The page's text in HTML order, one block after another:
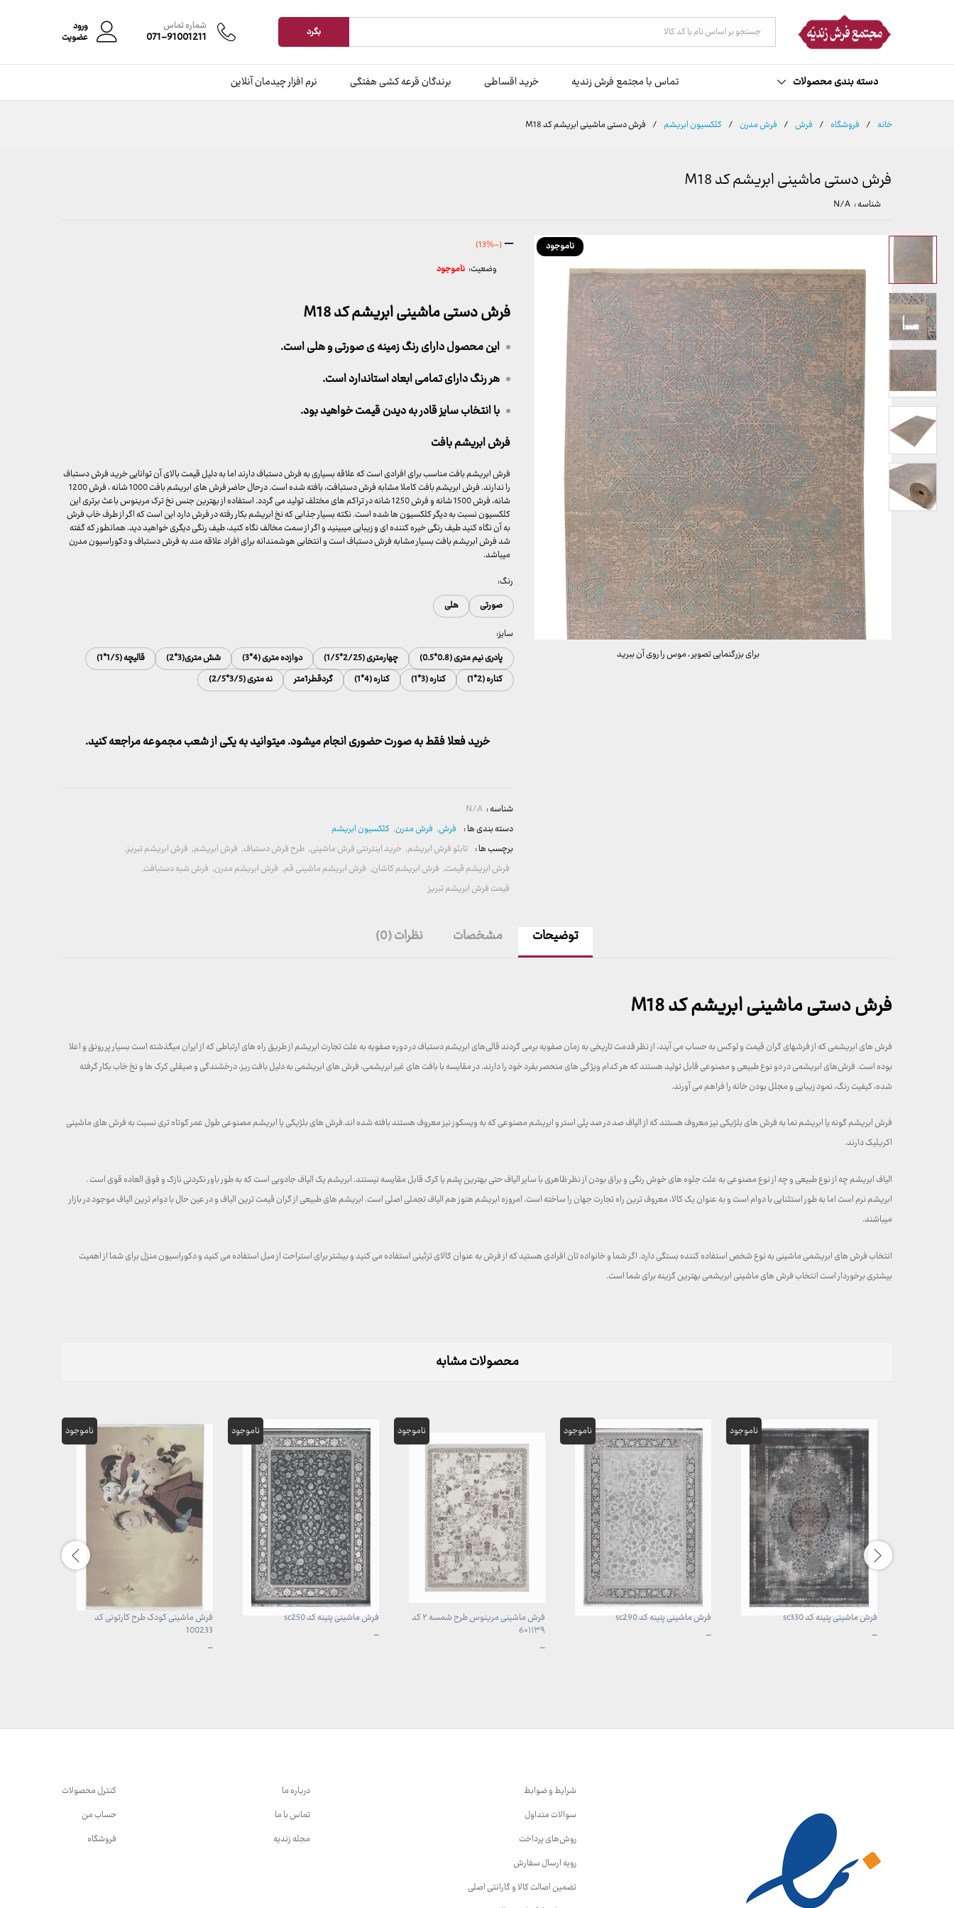
همه دسته ها بگرد شماره تماس
071-91001211
ورود
عضویت
دسته بندی محصولات تماس با مجتمع فرش زندیه خرید اقساطی برندگان قرعه کشی هفتگی نرم افزار چیدمان آنلاین
خانه / فروشگاه / فرش / فرش مدرن / کلکسیون ابریشم / فرش دستی ماشینی ابریشم کد M18
فرش دستی ماشینی ابریشم کد M18
شناسه : N/A
ناموجود
برای بزرگنمایی تصویر ، موس را روی آن ببرید
–محدوده
قیمت:
686,000 تومان
19,970,000 تومان
(-13%)
وضعیت: ناموجود
فرش دستی ماشینی ابریشم کد M18
این محصول دارای رنگ زمینه ی صورتی و هلی است.
هر رنگ دارای تمامی ابعاد استاندارد است.
با انتخاب سایز قادر به دیدن قیمت خواهید بود.
فرش ابریشم بافت
فرش ابریشم بافت مناسب برای افرادی است که علاقه بسیاری به فرش دستباف دارند اما به دلیل قیمت بالای آن توانایی خرید فرش دستباف
را ندارند. فرش ابریشم بافت کاملا مشابه فرش دستبافت، بافته شده است. درحال حاضر فرش های ابریشم بافت 1000 شانه ، فرش 1200
شانه، فرش 1500 شانه و فرش 1250 شانه در تراکم های مختلف تولید می گردد. استفاده از بهترین جنس نخ ترک مرینوس باعث برتری این
کلکسیون نسبت به دیگر کلکسیون ها شده است. نکته بسیار جذابی که نخ ابریشم بکار رفته در فرش دارد این است که اگر از طرف خاب فرش
به آن نگاه کنید طیف رنگی خیره کننده ای و زیبایی میبینید و اگر از سمت مخالف نگاه کنید، طیف رنگی دیگری خواهید دید. همانطور که گفته
شد فرش ابریشم بافت بسیار مشابه فرش دستباف است و انتخابی هوشمندانه برای افراد علاقه مند به فرش دستباف و دکوراسیون مدرن
میباشد.
رنگ:
صورتی
هلی
سایز:
پادری نیم متری (0.8*0.5)
چهارمتری (2/25*1/5) دوازده متری (4*3) شش متری(3*2)
قالیچه (1/5*1)
کناره (2*1)
کناره (3*1) کناره (4*1) گردقطر1متر نه متری (3/5*2/5)
خرید فعلا فقط به صورت حضوری انجام میشود. میتوانید به یکی از شعب مجموعه مراجعه کنید.
شناسه : N/A
دسته بندی ها : فرش, فرش مدرن, کلکسیون ابریشم
برچسب ها : تابلو فرش ابریشم, خرید اینترنتی فرش ماشینی, طرح فرش دستباف, فرش ابریشم, فرش ابریشم تبریز,
فرش ابریشم قیمت, فرش ابریشم کاشان, فرش ابریشم ماشینی قم, فرش ابریشم مدرن, فرش شبه دستبافت,
قیمت فرش ابریشم تبریز
توضیحات مشخصات نظرات (0)
فرش دستی ماشینی ابریشم کد M18
فرش های ابریشمی که از فرشهای گران قیمت و لوکس به حساب می آیند، از نظر قدمت تاریخی به زمان صفویه برمی گردند قالی‌های ابریشم دستباف در دوره صفویه به علت تجارت ابریشم از طریق راه های ارتباطی که از ایران میگذشته است بسیار پر رونق و اعلا
بوده است. فرش‌های ابریشمی در دو نوع طبیعی و مصنوعی قابل تولید هستند که هر کدام ویژگی های منحصر بفرد خود را دارند. در مقایسه با بافت های غیر ابریشمی، فرش های ابریشمی به دلیل بافت ریز، درخشندگی و صیقلی کرک ها و نخ خاب بکار گرفته
شده، کیفیت رنگ، نمود زیبایی و مجلل بودن خانه را فراهم می آورند.
فرش ابریشم گونه یا ابریشم نما به فرش های بلژیکی نیز معروف هستند که از الیاف صد در صد پلی استر و ابریشم مصنوعی که به ویسکوز نیز معروف هستند بافته شده اند.فرش های بلژیکی یا ابریشم مصنوعی طول عمر کوتاه تری نسبت به فرش های ماشینی
اکریلیک دارند.
الیاف ابریشم چه از نوع طبیعی و چه از نوع مصنوعی به علت جلوه های خوش رنگی و براق بودن از نظر ظاهری با سایر الیاف حتی بهترین پشم یا کرک قابل مقایسه نیستند. ابریشم یک الیاف جادویی است که به طور باور نکردنی نازک و فوق العاده قوی است .
ابریشم نرم است اما به طور استثنایی با دوام است و به عنوان یک کالا، معروف‌ ترین راه تجارت جهان را ساخته است. امروزه ابریشم هنوز هم الیاف تجملی اصلی است. ابریشم های طبیعی از گران قیمت ترین الیاف و در عین حال با دوام ترین الیاف موجود در بازار
میباشند.
انتخاب فرش های ابریشمی ماشینی به نوع شخص استفاده کننده بستگی دارد. اگر شما و خانواده تان افرادی هستید که از فرش به عنوان کالای تزئینی استفاده می کنید و بیشتر برای استراحت از مبل استفاده می کنید و دکوراسیون منزل برای شما از اهمیت
بیشتری برخوردار است انتخاب فرش های ماشینی ابریشمی بهترین گزینه برای شما است.
محصولات مشابه
فرش ماشینی پتینه کد sc330
–محدوده
فرش ماشینی پتینه کد sc290
–محدوده
فرش ماشینی مرینوس طرح شمسه ۲ کد
6۰۱۱۳۹
–محدوده
فرش ماشینی پتینه کد sc250
–محدوده
فرش ماشینی کودک طرح کارتونی کد
100233
–محدوده
شرایط و ضوابط
سوالات متداول
روش‌های پرداخت
رویه ارسال سفارش
تضمین اصالت کالا و گارانتی اصلی
درباره ما
تماس با ما
مجله زندیه
کنترل محصولات
حساب من
فروشگاه
توضیحات مشخصات نظرات (0)
تا